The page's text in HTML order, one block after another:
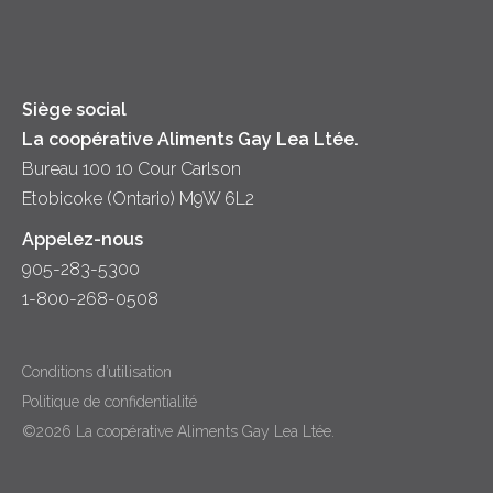
Siège social
La coopérative Aliments Gay Lea Ltée.
Bureau 100 10 Cour Carlson
Etobicoke (Ontario) M9W 6L2
Appelez-nous
905-283-5300
1-800-268-0508
Conditions d’utilisation
Politique de confidentialité
©2026 La coopérative Aliments Gay Lea Ltée.